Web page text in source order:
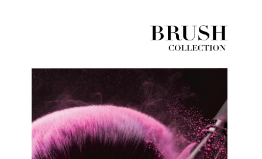
１．透過由恩沛科技股份有限公司提供之「AFTEE先享後付」服務完成之交
易，需依本服務之必要範圍內提供個人資料，並將交易相關給付款項請求債
https://aftee.tw/terms/#terms3
３．未成年的使用者請事先徵得法定代理人或監護人之同意方可使用
「AFTEE先享後付」，若未經同意申辦者引起之損失，本公司不負相關責
４．使用「AFTEE先享後付」時，將依據個別帳號之用戶狀況，依本公司即
時審查核予不同之上限額度；若仍有額度不足之情形，本公司將視審查結果
請求用戶進行身份認證。
５．嚴禁一人註冊多個帳號或使用他人資訊註冊。若發現惡意使用之情形，
恩沛科技股份有限公司將有權停止該用戶之使用額度並採取法律行動。
海外宅配 查看運費